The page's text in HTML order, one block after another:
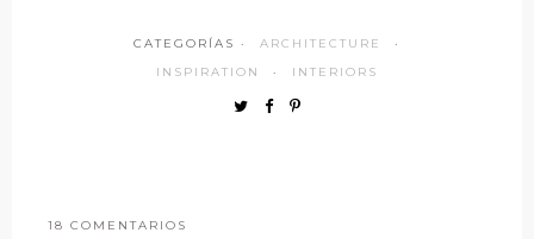
CATEGORÍAS · ARCHITECTURE
·
INSPIRATION
· INTERIORS
18 COMENTARIOS